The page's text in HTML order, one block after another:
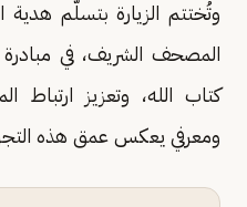
وتُختتم الزيارة بتسلّم هدية
المصحف الشريف، في
كتاب الله، وتعزيز ارتباط
ومعرفي يعكس عمق هذه